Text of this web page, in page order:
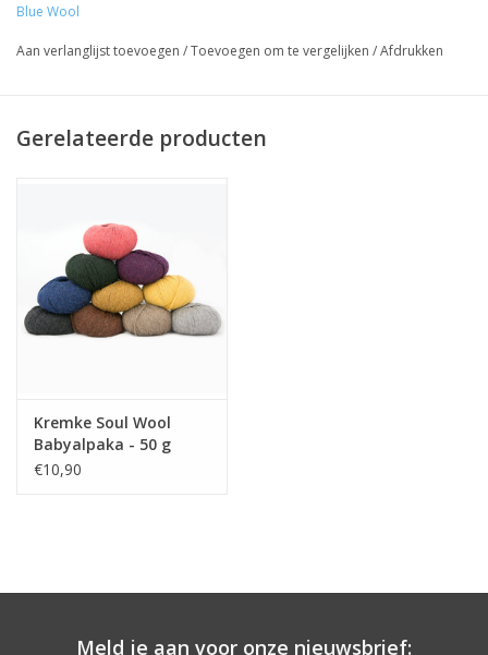
Naalddikte: 3,50 mm - 4,00 mm.
Samenstelling
: 100% British Blue Faced Leicester wol.
douchen/baden. Indien toch wassen dan enkel handwas en plat
Blue Wool
Aan verlanglijst toevoegen /Toevoegen om te vergelijken /Afdrukken
Gerelateerde producten
Kremke Soul Wool
Babyalpaka - 50 g
€10,90
Meld je aan voor onze nieuwsbrief: